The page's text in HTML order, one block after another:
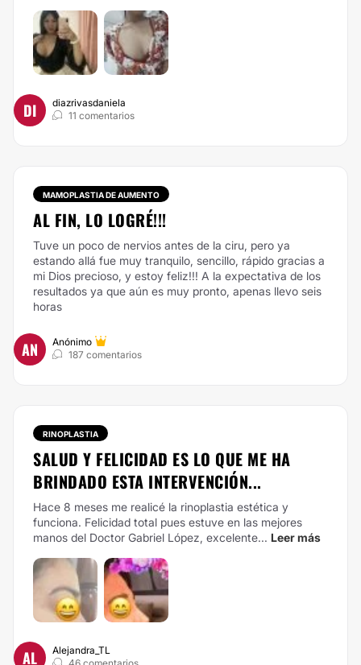
DI
diazrivasdaniela
11 comentarios
MAMOPLASTIA DE AUMENTO
AL FIN, LO LOGRÉ!!!
Tuve un poco de nervios antes de la ciru, pero ya
estando allá fue muy tranquilo, sencillo, rápido gracias a
mi Dios precioso, y estoy feliz!!! A la expectativa de los
resultados ya que aún es muy pronto, apenas llevo seis
horas
AN
Anónimo
187 comentarios
RINOPLASTIA
SALUD Y FELICIDAD ES LO QUE ME HA
BRINDADO ESTA INTERVENCIÓN...
Hace 8 meses me realicé la rinoplastia estética y
funciona. Felicidad total pues estuve en las mejores
manos del Doctor Gabriel López, excelente... Leer más
AL
Alejandra_TL